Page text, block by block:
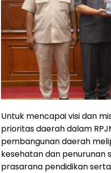
Untuk mencapai visi dan
prioritas daerah dalam
pembangunan daerah
kesehatan dan penurunan
prasarana pendidikan